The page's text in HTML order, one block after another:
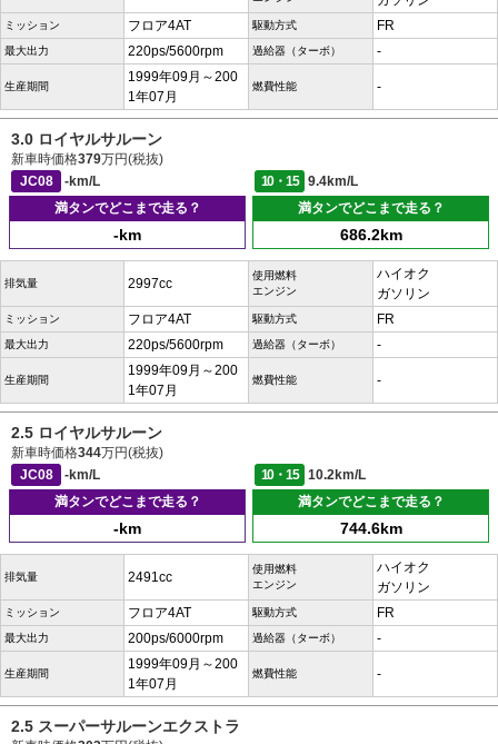
ミッション フロア4AT 駆動方式 FR
最大出力 220ps/5600rpm 過給器（ターボ） -
生産期間
1999年09月～200
1年07月
燃費性能 -
3.0 ロイヤルサルーン
新車時価格379万円(税抜)
JC08
-km/L 10・15
9.4km/L
満タンでどこまで走る？
-km
満タンでどこまで走る？
686.2km
排気量 2997cc
使用燃料
エンジン
ハイオク
ガソリン
ミッション フロア4AT 駆動方式 FR
最大出力 220ps/5600rpm 過給器（ターボ） -
生産期間
1999年09月～200
1年07月
燃費性能 -
2.5 ロイヤルサルーン
新車時価格344万円(税抜)
JC08
-km/L 10・15
10.2km/L
満タンでどこまで走る？
-km
満タンでどこまで走る？
744.6km
排気量 2491cc
使用燃料
エンジン
ハイオク
ガソリン
ミッション フロア4AT 駆動方式 FR
最大出力 200ps/6000rpm 過給器（ターボ） -
生産期間
1999年09月～200
1年07月
燃費性能 -
2.5 スーパーサルーンエクストラ